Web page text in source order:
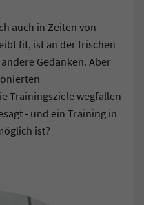
auch in Zeiten von
fit, ist an der frischen
Gedanken. Aber
Trainingsziele wegfallen
- und ein Training in
ist?